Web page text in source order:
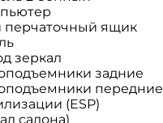
ящик
зеркал
задние
передние
(ESP)
салона)